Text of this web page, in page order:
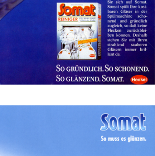
Bild-ID: 47366